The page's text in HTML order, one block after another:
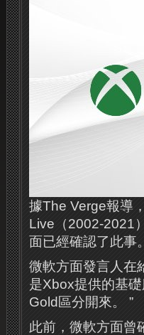
據The Verge報導
Live（2002-2021
面已經確認了此事。
微軟方面發言人在
是Xbox提供的基
Gold區分開來。 ”
此前，微軟方面曾